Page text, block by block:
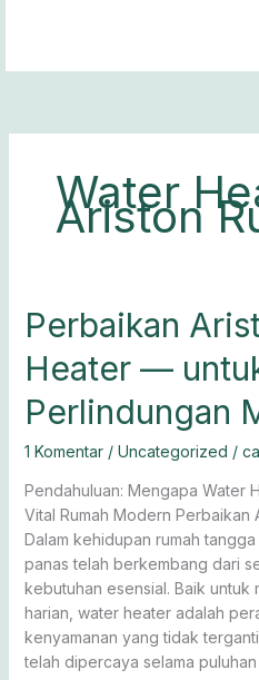
Water
Ariston
Perbaikan
Heater —
Perlindungan
1 Komentar / Uncategorized /
Pendahuluan: Mengapa Water
Vital Rumah Modern Perbaikan
Dalam kehidupan rumah
panas telah berkembang dari
kebutuhan esensial. Baik untuk
harian, water heater adalah
kenyamanan yang tidak
telah dipercaya selama
Perbaikan
Ariston
Water
— untuk
Maksimal